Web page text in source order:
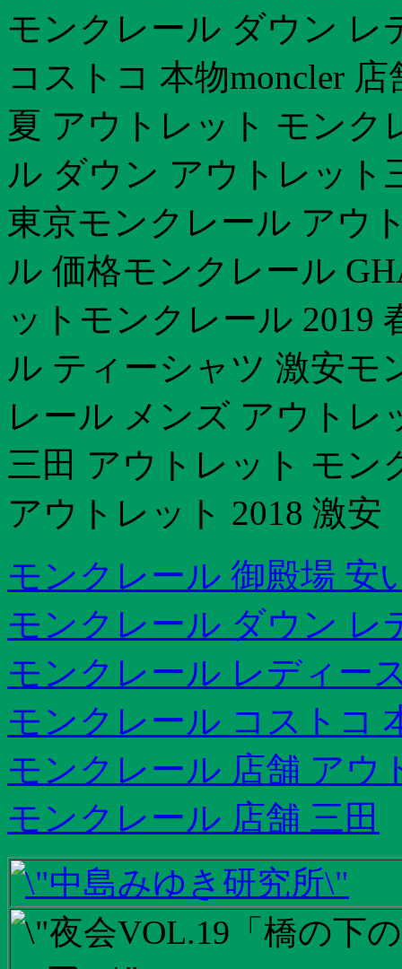
モンクレール ダウン レ
コストコ 本物moncler
夏 アウトレット モンク
ル ダウン アウトレット
東京モンクレール アウ
ル 価格モンクレール
ットモンクレール 2019
ル ティーシャツ 激安モ
レール メンズ アウトレ
三田 アウトレット モン
アウトレット 2018 激安
モンクレール 御殿場 安
モンクレール ダウン レ
モンクレール レディー
モンクレール コストコ
モンクレール 店舗 アウ
モンクレール 店舗 三田